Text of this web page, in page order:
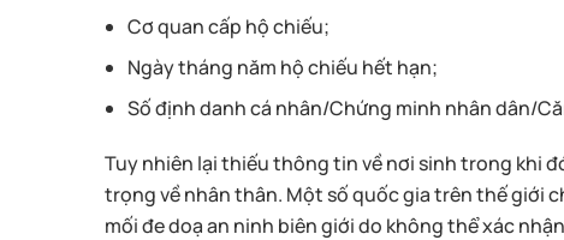
Cơ quan cấp hộ chiếu;
Ngày tháng năm hộ chiếu hết hạn;
Số định danh cá nhân/Chứng minh nhân dân/
Tuy nhiên lại thiếu thông tin về nơi sinh trong khi
trọng về nhân thân. Một số quốc gia trên thế giới
mối đe doạ an ninh biên giới do không thể xác